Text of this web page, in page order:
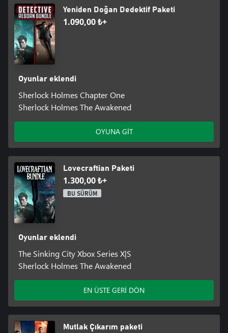
Yeniden Doğan Dedektif Paketi
1.090,00 ₺+
Oyunlar eklendi
Sherlock Holmes Chapter One
Sherlock Holmes The Awakened
OYUNA GİT
Lovecraftian Paketi
1.300,00 ₺+
BU SÜRÜM
Oyunlar eklendi
The Sinking City Xbox Series X|S
Sherlock Holmes The Awakened
EN ÜSTE GERİ DÖN
Mutlak Çıkarım paketi